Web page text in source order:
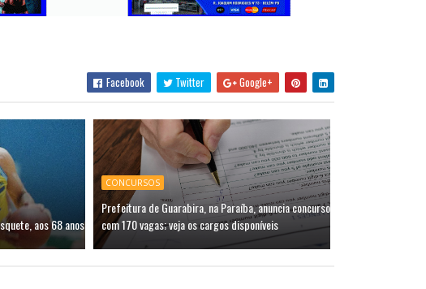
Facebook Twitter Google+
aos 68 anos
CONCURSOS
Prefeitura de Guarabira, na Paraíba, anuncia concurso
com 170 vagas; veja os cargos disponíveis